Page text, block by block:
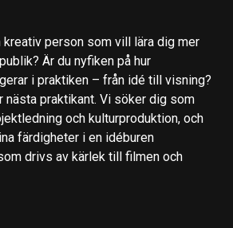
kreativ person som vill lära dig mer
Är du nyfiken på hur
i praktiken – från idé till visning?
nästa praktikant. Vi söker dig som
och kulturproduktion, och
färdigheter i en idéburen
drivs av kärlek till filmen och